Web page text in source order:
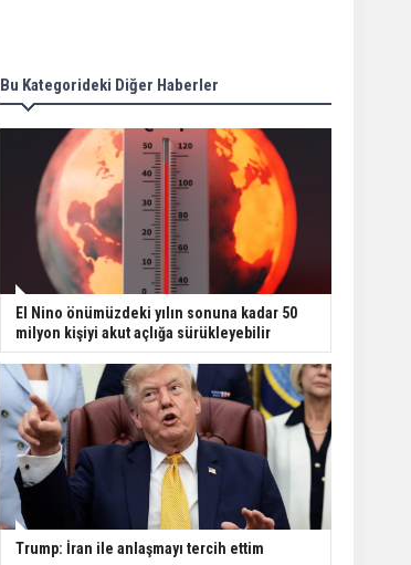
Bu Kategorideki Diğer Haberler
El Nino önümüzdeki yılın sonuna kadar 50
milyon kişiyi akut açlığa sürükleyebilir
Trump: İran ile anlaşmayı tercih ettim